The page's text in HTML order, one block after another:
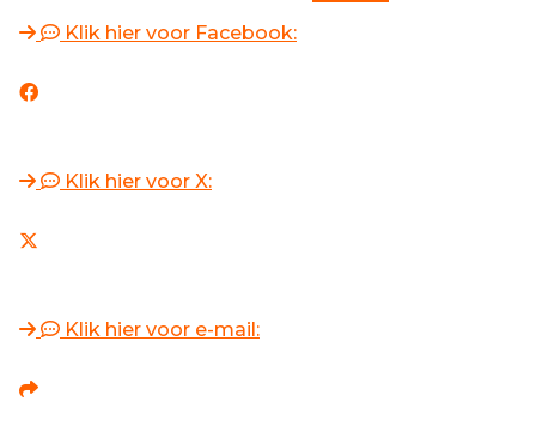
Klik hier voor Facebook:
Klik hier voor X:
Klik hier voor e-mail: